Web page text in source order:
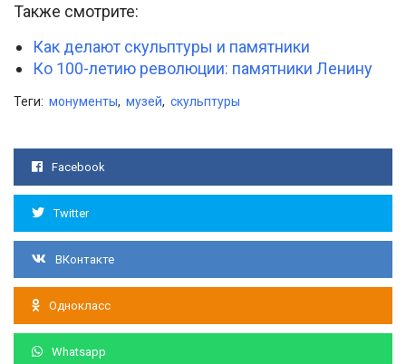
Также смотрите:
Как делают скульптуры и памятники
Ко 100-летию революции: памятники Ленину
Теги: монументы, музей, скульптуры
Facebook
Twitter
ВКонтакте
Однокласс
Whatsapp